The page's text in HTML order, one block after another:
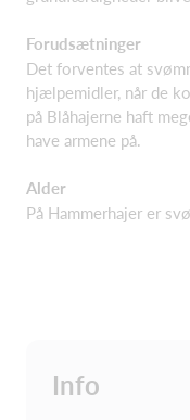
Forudsætninger
Det forventes at
hjælpemidler, når de
på Blåhajerne haft
have armene på.
Alder
På Hammerhajer er
Info